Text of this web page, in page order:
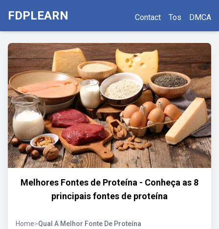
FDPLEARN Contact Tos DMCA
Melhores Fontes de Proteína - Conheça as 8
principais fontes de proteína
Home>Qual A Melhor Fonte De Proteína